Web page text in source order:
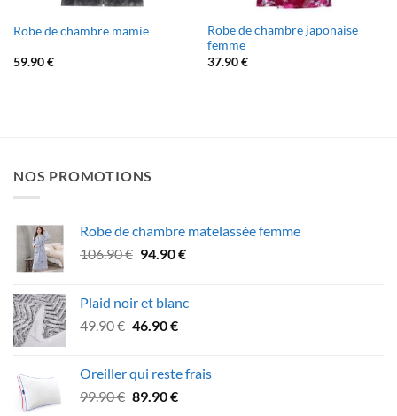
Robe de chambre mamie
59.90€
Robe de chambre japonaise
femme
37.90€
NOS PROMOTIONS
Robe de chambre matelassée femme
106.90€ Le
était :
106.90 €.
94.90€Le
est :
Plaid noir et blanc
49.90€ Le
était :
49.90 €.
46.90€Le
est :
46.90 €.
Oreiller qui reste frais
99.90€ Le
89.90€Le